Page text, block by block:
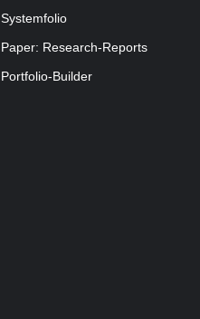
Systemfolio
Paper: Research-Reports
Portfolio-Builder